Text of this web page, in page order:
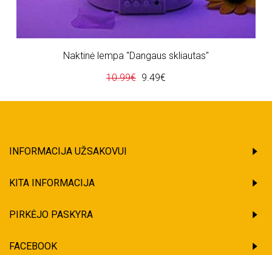
Naktinė lempa "Dangaus skliautas"
10.99€ 9.49€
INFORMACIJA UŽSAKOVUI
KITA INFORMACIJA
PIRKĖJO PASKYRA
FACEBOOK